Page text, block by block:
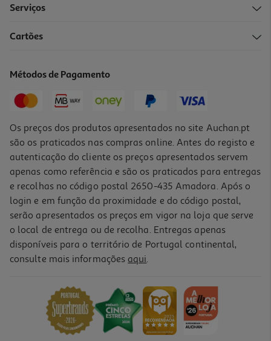
4.7
Máquina De Café Expresso Manual De'longhi La Specialista Opera
749,99 €
Serviços
Cartões
Métodos de Pagamento
Os preços dos produtos apresentados no site Auchan.pt
são os praticados nas compras online. Antes do registo e
autenticação do cliente os preços apresentados servem
apenas como referência e são os praticados para entregas
e recolhas no código postal 2650-435 Amadora. Após o
login e em função da proximidade e do código postal,
serão apresentados os preços em vigor na loja que serve
o local de entrega ou de recolha. Entregas apenas
disponíveis para o território de Portugal continental,
consulte mais informações aqui.